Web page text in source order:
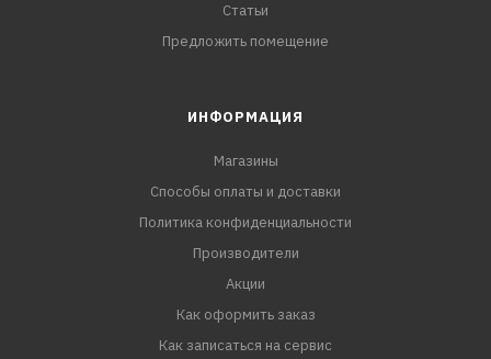
Статьи
Предложить помещение
ИНФОРМАЦИЯ
Магазины
Способы оплаты и доставки
Политика конфиденциальности
Производители
Акции
Как оформить заказ
Как записаться на сервис